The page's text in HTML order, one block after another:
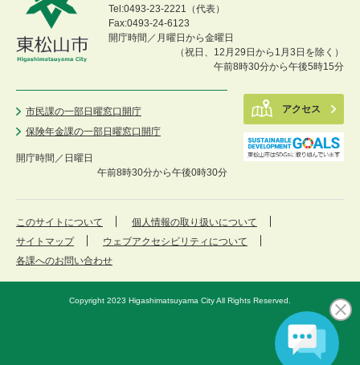
Tel:0493-23-2221（代表）
Fax:0493-24-6123
開庁時間／月曜日から金曜日
（祝日、12月29日から1月3日を除く）
午前8時30分から午後5時15分
市民課の一部日曜窓口開庁
保険年金課の一部日曜窓口開庁
開庁時間／ 日曜日
午前8時30分から午後0時30分
アクセス
このサイトについて
個人情報の取り扱いについて
サイトマップ
ウェブアクセシビリティについて
各課へのお問い合わせ
Copyright 2023 Higashimatsuyama City All Rights Reserved.